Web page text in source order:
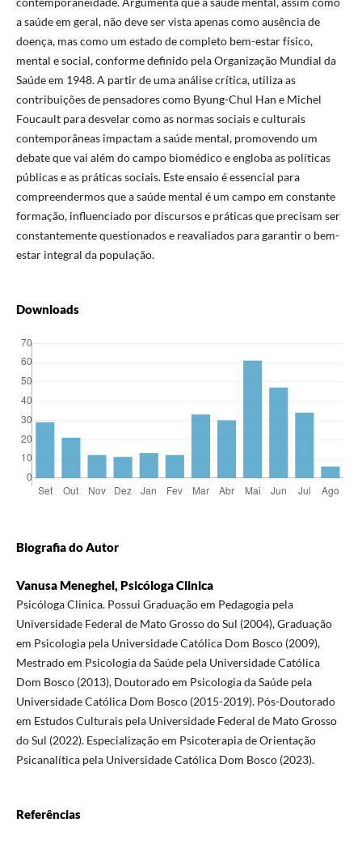
a saúde em geral, não deve ser vista apenas como ausência de
doença, mas como um estado de completo bem-estar físico,
mental e social, conforme definido pela Organização Mundial da
Saúde em 1948. A partir de uma análise crítica, utiliza as
contribuições de pensadores como Byung-Chul Han e Michel
Foucault para desvelar como as normas sociais e culturais
contemporâneas impactam a saúde mental, promovendo um
debate que vai além do campo biomédico e engloba as políticas
públicas e as práticas sociais. Este ensaio é essencial para
compreendermos que a saúde mental é um campo em constante
formação, influenciado por discursos e práticas que precisam ser
constantemente questionados e reavaliados para garantir o bem-
estar integral da população.
Downloads
Biografia do Autor
Vanusa Meneghel, Psicóloga Clinica
Psicóloga Clinica. Possui Graduação em Pedagogia pela
Universidade Federal de Mato Grosso do Sul (2004), Graduação
em Psicologia pela Universidade Católica Dom Bosco (2009),
Mestrado em Psicologia da Saúde pela Universidade Católica
Dom Bosco (2013), Doutorado em Psicologia da Saúde pela
Universidade Católica Dom Bosco (2015-2019). Pós-Doutorado
em Estudos Culturais pela Universidade Federal de Mato Grosso
do Sul (2022). Especialização em Psicoterapia de Orientação
Psicanalítica pela Universidade Católica Dom Bosco (2023).
Referências